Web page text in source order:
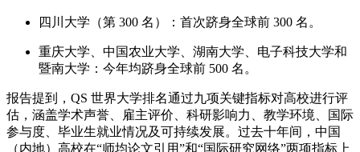
四川大学（第 300 名）：首次跻身全球前 300 名。
重庆大学、中国农业大学、湖南大学、电子科技大学和
暨南大学：今年均跻身全球前 500 名。
报告提到，QS 世界大学排名通过九项关键指标对高校进行评
估，涵盖学术声誉、雇主评价、科研影响力、教学环境、国际
参与度、毕业生就业情况及可持续发展。过去十年间，中国
（内地）高校在“师均论文引用”和“国际研究网络”两项指标上